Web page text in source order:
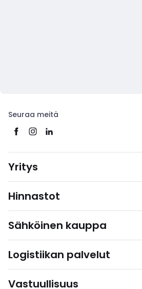
Seuraa meitä
Yritys
Hinnastot
Sähköinen kauppa
Logistiikan palvelut
Vastuullisuus